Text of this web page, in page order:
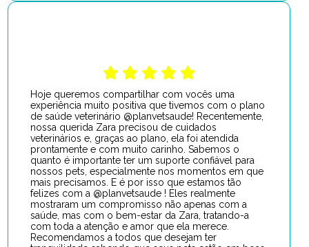
Hoje queremos compartilhar com vocês uma
experiência muito positiva que tivemos com o plano
de saúde veterinário @planvetsaude! Recentemente,
nossa querida Zara precisou de cuidados
veterinários e, graças ao plano, ela foi atendida
prontamente e com muito carinho. Sabemos o
quanto é importante ter um suporte confiável para
nossos pets, especialmente nos momentos em que
mais precisamos. E é por isso que estamos tão
felizes com a @planvetsaude ! Eles realmente
mostraram um compromisso não apenas com a
saúde, mas com o bem-estar da Zara, tratando-a
com toda a atenção e amor que ela merece.
Recomendamos a todos que desejam ter